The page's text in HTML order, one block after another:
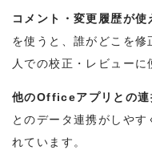
コメント・変更履歴が使
を使うと、誰がどこを
人での校正・レビューに
他のOfficeアプリとの連
とのデータ連携がしやす
れています。